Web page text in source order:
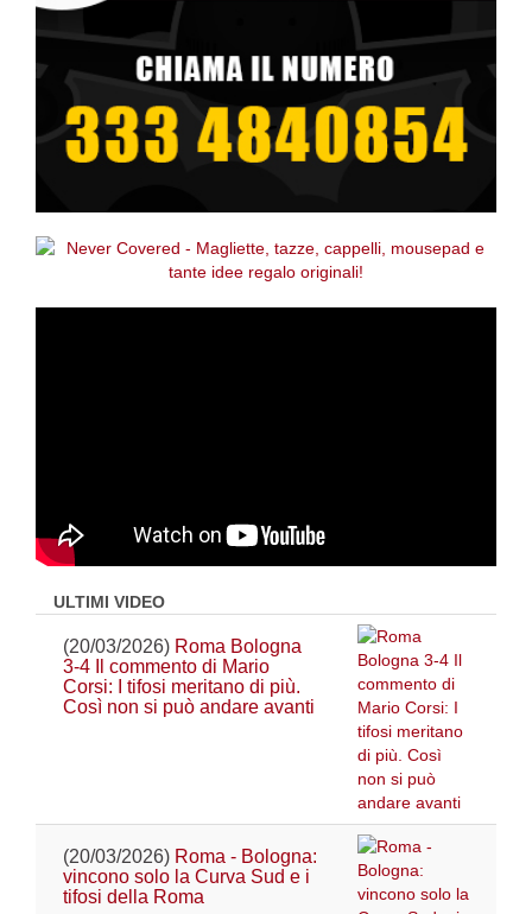
ULTIMI VIDEO
(20/03/2026) Roma Bologna
3-4 Il commento di Mario
Corsi: I tifosi meritano di più.
Così non si può andare avanti
(20/03/2026) Roma - Bologna:
vincono solo la Curva Sud e i
tifosi della Roma